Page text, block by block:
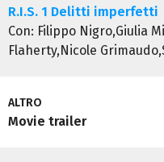
R.I.S. 1 Delitti imperfetti
Con: Filippo Nigro,Giulia
Flaherty,Nicole
ALTRO
Movie trailer